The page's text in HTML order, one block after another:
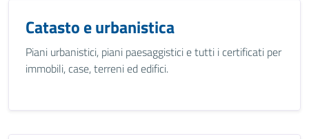
Catasto e urbanistica
Piani urbanistici, piani paesaggistici e tutti i certificati per
immobili, case, terreni ed edifici.